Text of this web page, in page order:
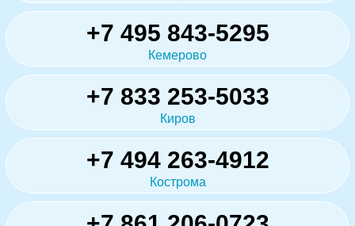
+7 495 843-5295
Кемерово
+7 833 253-5033
Киров
+7 494 263-4912
Кострома